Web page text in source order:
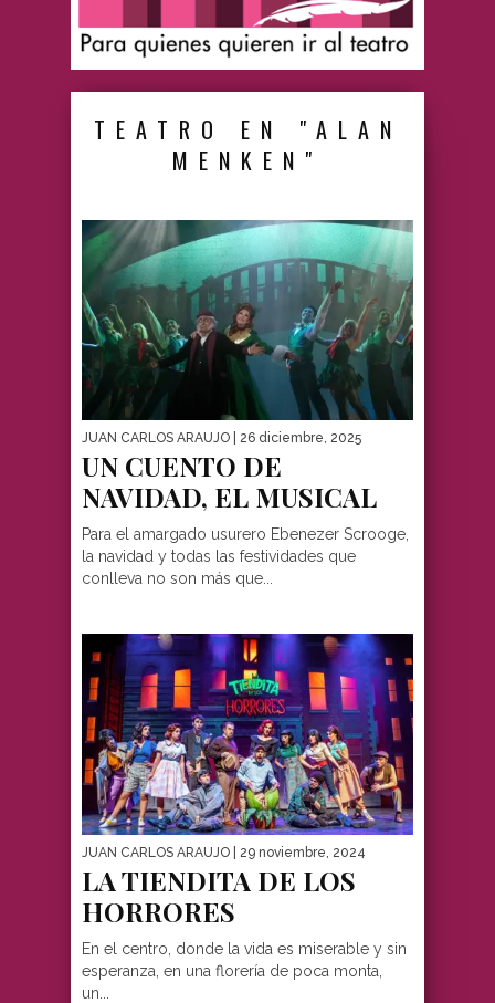
TEATRO EN "ALAN
MENKEN"
JUAN CARLOS ARAUJO | 26 diciembre, 2025
UN CUENTO DE
NAVIDAD, EL MUSICAL
Para el amargado usurero Ebenezer Scrooge,
la navidad y todas las festividades que
conlleva no son más que...
JUAN CARLOS ARAUJO | 29 noviembre, 2024
LA TIENDITA DE LOS
HORRORES
En el centro, donde la vida es miserable y sin
esperanza, en una florería de poca monta,
un...